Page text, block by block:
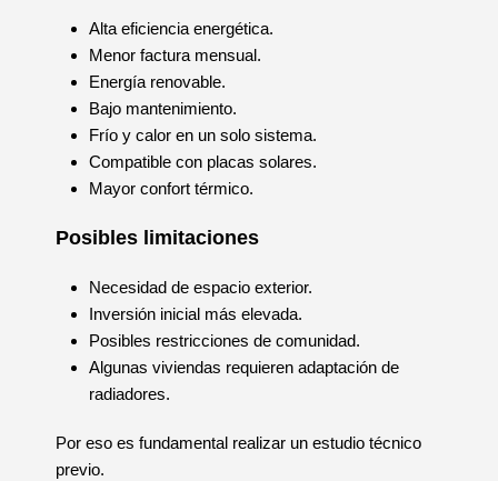
Alta eficiencia energética.
Menor factura mensual.
Energía renovable.
Bajo mantenimiento.
Frío y calor en un solo sistema.
Compatible con placas solares.
Mayor confort térmico.
Posibles limitaciones
Necesidad de espacio exterior.
Inversión inicial más elevada.
Posibles restricciones de comunidad.
Algunas viviendas requieren adaptación de
radiadores.
Por eso es fundamental realizar un estudio técnico
previo.